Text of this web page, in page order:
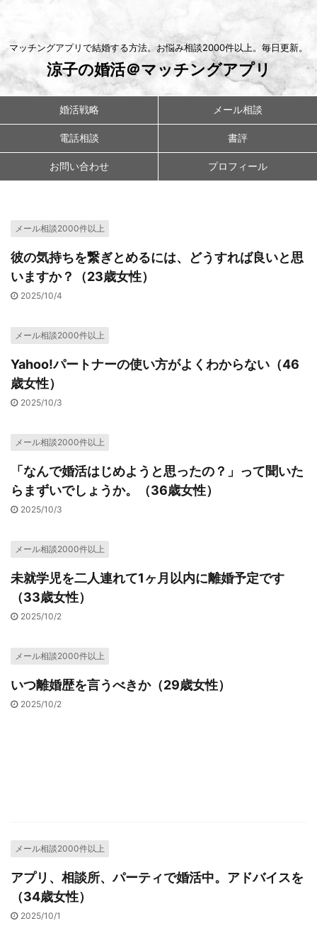
マッチングアプリで結婚する方法。お悩み相談2000件以上。毎日更新。
涼子の婚活＠マッチングアプリ
婚活戦略 メール相談
電話相談 書評
お問い合わせ プロフィール
メール相談2000件以上
彼の気持ちを繋ぎとめるには、どうすれば良いと思
いますか？（23歳女性）
2025/10/4
メール相談2000件以上
Yahoo!パートナーの使い方がよくわからない（46
歳女性）
2025/10/3
メール相談2000件以上
「なんで婚活はじめようと思ったの？」って聞いた
らまずいでしょうか。（36歳女性）
2025/10/3
メール相談2000件以上
未就学児を二人連れて1ヶ月以内に離婚予定です
（33歳女性）
2025/10/2
メール相談2000件以上
いつ離婚歴を言うべきか（29歳女性）
2025/10/2
メール相談2000件以上
アプリ、相談所、パーティで婚活中。アドバイスを
（34歳女性）
2025/10/1